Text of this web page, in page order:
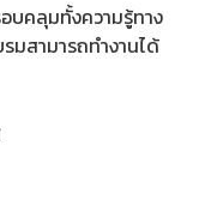
บคลุมทั้งความรู้ทาง
มสามารถทำงานได้